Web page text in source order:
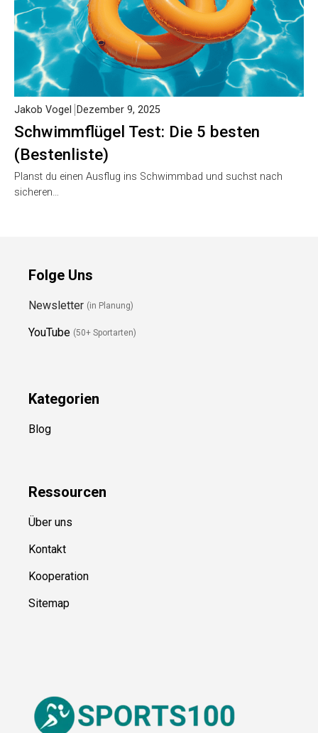
Schwimmflügel Test: Die 5 besten
(Bestenliste)
Jakob Vogel Dezember 9, 2025
Planst du einen Ausflug ins Schwimmbad und suchst nach
sicheren…
Newsletter
Sitemap
© Sports100,2026